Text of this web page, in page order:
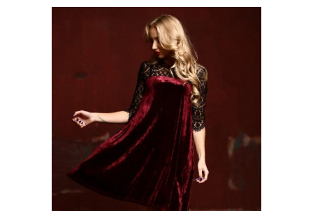
Твидовое платье Платья из ткани
Трендовые платья
Практичное платье Платье с сапогами